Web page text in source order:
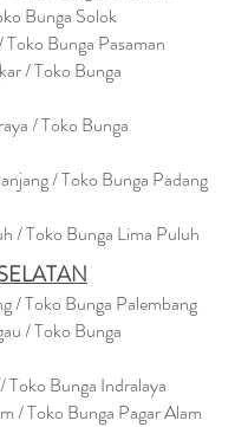
Bunga Solok
Bunga Pasaman
/ Toko Bunga
/ Toko Bunga
/ Toko Bunga Padang
/ Toko Bunga Lima Puluh
/ Toko Bunga Palembang
/ Toko Bunga
Toko Bunga Indralaya
/ Toko Bunga Pagar Alam